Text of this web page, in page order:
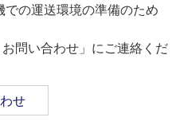
の運送環境の準備のため
問い合わせ」にご連絡くだ
せ